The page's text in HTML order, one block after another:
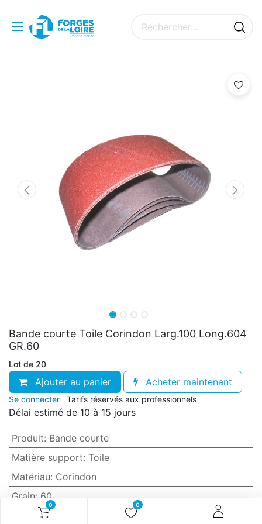
0 0
Bande courte Toile Corindon Larg.100 Long.604
GR.60
Lot de 20
Ajouter au panier Acheter maintenant
Se connecter Tarifs réservés aux professionnels
Délai estimé de 10 à 15 jours
Produit: Bande courte
Matière support: Toile
Matériau: Corindon
Grain: 60
Anti-encrassement
Non (standard)